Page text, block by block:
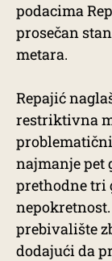
podacima
prosečan
metara.
Repajić
restriktivna
najmanje pet
prethodne tri
prebivalište
dodajući da